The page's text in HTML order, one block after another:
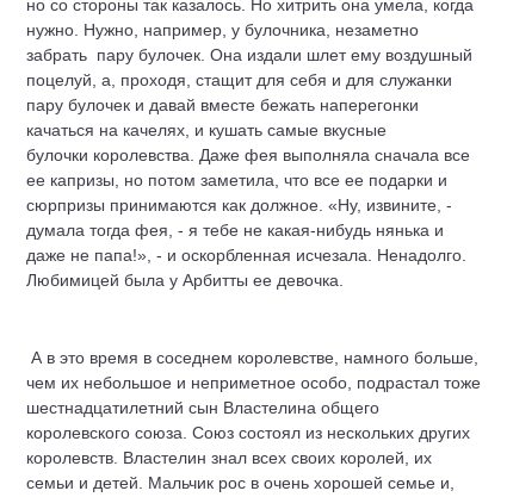
но со стороны так казалось. Но хитрить она умела, когда
нужно. Нужно, например, у булочника, незаметно
забрать пару булочек. Она издали шлет ему воздушный
поцелуй, а, проходя, стащит для себя и для служанки
пару булочек и давай вместе бежать наперегонки
качаться на качелях, и кушать самые вкусные
булочки королевства. Даже фея выполняла сначала все
ее капризы, но потом заметила, что все ее подарки и
сюрпризы принимаются как должное. «Ну, извините, -
думала тогда фея, - я тебе не какая-нибудь нянька и
даже не папа!», - и оскорбленная исчезала. Ненадолго.
Любимицей была у Арбитты ее девочка.
А в это время в соседнем королевстве, намного больше,
чем их небольшое и неприметное особо, подрастал тоже
шестнадцатилетний сын Властелина общего
королевского союза. Союз состоял из нескольких других
королевств. Властелин знал всех своих королей, их
семьи и детей. Мальчик рос в очень хорошей семье и,